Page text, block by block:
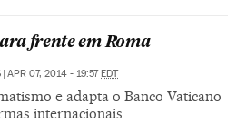
frente em Roma
| APR 07, 2014 - 19:57EDT
e adapta o Banco Vaticano
internacionais